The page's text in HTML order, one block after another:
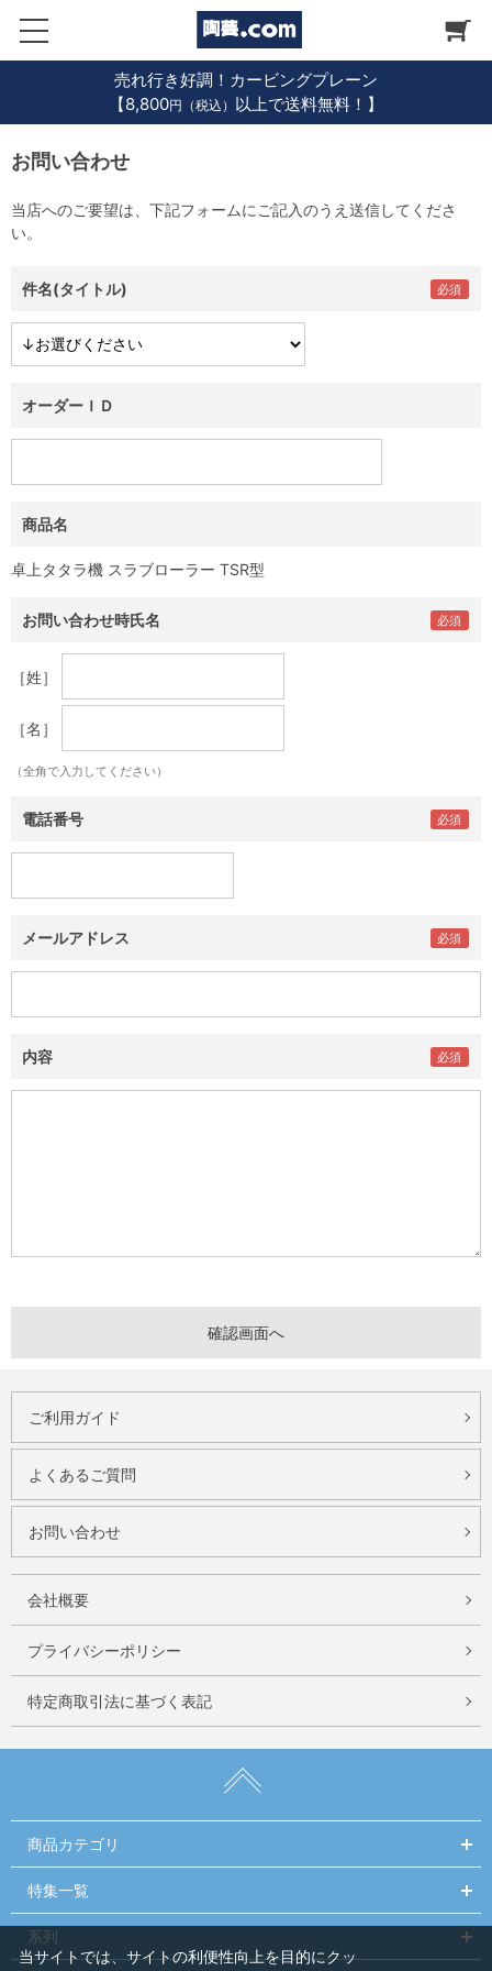
売れ行き好調！カービングプレーン
【8,800円（税込） 以上で送料無料！】
お問い合わせ
当店へのご要望は、下記フォームにご記入のうえ送信してくださ
い。
件名(タイトル)
オーダーＩＤ
商品名
卓上タタラ機 スラブローラー TSR型
お問い合わせ時氏名
［姓］
［名］
（全角で入力してください）
電話番号
メールアドレス
内容
ご利用ガイド
よくあるご質問
お問い合わせ
会社概要
プライバシーポリシー
特定商取引法に基づく表記
商品カテゴリ
特集一覧
系列
当サイトでは、サイトの利便性向上を目的にクッ